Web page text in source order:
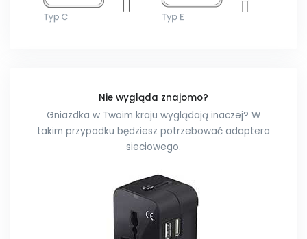
Nie wygląda znajomo?
Gniazdka w Twoim kraju wyglądają inaczej? W
takim przypadku będziesz potrzebować adaptera
sieciowego.